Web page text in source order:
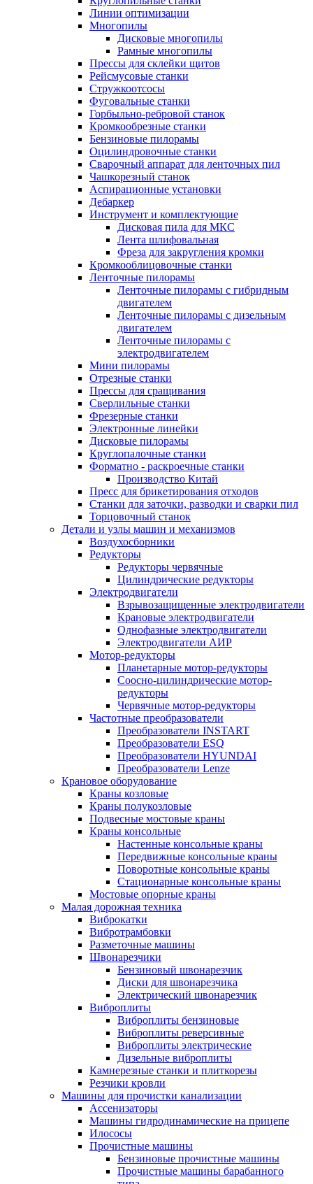
Линии оптимизации
Многопилы
Дисковые многопилы
Рамные многопилы
Прессы для склейки щитов
Рейсмусовые станки
Стружкоотсосы
Фуговальные станки
Горбыльно-ребровой станок
Кромкообрезные станки
Бензиновые пилорамы
Оцилиндровочные станки
Сварочный аппарат для ленточных пил
Чашкорезный станок
Аспирационные установки
Дебаркер
Инструмент и комплектующие
Дисковая пила для МКС
Лента шлифовальная
Фреза для закругления кромки
Кромкооблицовочные станки
Ленточные пилорамы
Ленточные пилорамы с гибридным
двигателем
Ленточные пилорамы с дизельным
двигателем
Ленточные пилорамы с
электродвигателем
Мини пилорамы
Отрезные станки
Прессы для сращивания
Сверлильные станки
Фрезерные станки
Электронные линейки
Дисковые пилорамы
Круглопалочные станки
Форматно - раскроечные станки
Производство Китай
Пресс для брикетирования отходов
Станки для заточки, разводки и сварки пил
Торцовочный станок
Детали и узлы машин и механизмов
Воздухосборники
Редукторы
Редукторы червячные
Цилиндрические редукторы
Электродвигатели
Взрывозащищенные электродвигатели
Крановые электродвигатели
Однофазные электродвигатели
Электродвигатели АИР
Мотор-редукторы
Планетарные мотор-редукторы
Соосно-цилиндрические мотор-
редукторы
Червячные мотор-редукторы
Частотные преобразователи
Преобразователи INSTART
Преобразователи ESQ
Преобразователи HYUNDAI
Преобразователи Lenze
Крановое оборудование
Краны козловые
Краны полукозловые
Подвесные мостовые краны
Краны консольные
Настенные консольные краны
Передвижные консольные краны
Поворотные консольные краны
Стационарные консольные краны
Мостовые опорные краны
Малая дорожная техника
Виброкатки
Вибротрамбовки
Разметочные машины
Швонарезчики
Бензиновый швонарезчик
Диски для швонарезчика
Электрический швонарезчик
Виброплиты
Виброплиты бензиновые
Виброплиты реверсивные
Виброплиты электрические
Дизельные виброплиты
Камнерезные станки и плиткорезы
Резчики кровли
Машины для прочистки канализации
Ассенизаторы
Машины гидродинамические на прицепе
Илососы
Прочистные машины
Бензиновые прочистные машины
Прочистные машины барабанного